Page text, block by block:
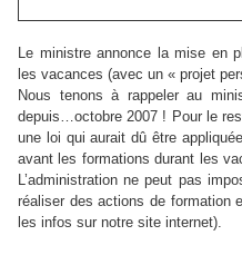
Le ministre annonce la mise en
les vacances (avec un « projet
Nous tenons à rappeler au
depuis…octobre 2007 ! Pour le
une loi qui aurait dû être
avant les formations durant les
L’administration ne peut pas
réaliser des actions de formation
les infos sur notre site internet).